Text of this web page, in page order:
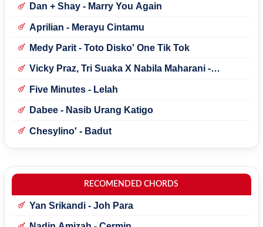
Dan + Shay - Marry You Again
Aprilian - Merayu Cintamu
Medy Parit - Toto Disko' One Tik Tok
Vicky Praz, Tri Suaka X Nabila Maharani -
Five Minutes - Lelah
Dabee - Nasib Urang Katigo
Chesylino' - Badut
RECOMENDED CHORDS
Yan Srikandi - Joh Para